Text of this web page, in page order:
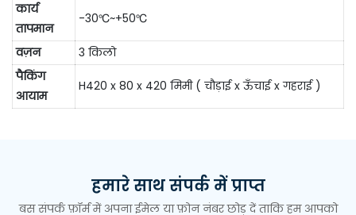
कार्य
तापमान
-30℃~+50℃
वज़न
3 किलो
पैकिंग
आयाम
H420 x 80 x 420 मिमी ( चौड़ाई x ऊँचाई x गहराई )
हमारे साथ संपर्क में प्राप्त
बस संपर्क फ़ॉर्म में अपना ईमेल या फ़ोन नंबर छोड़ दें ताकि हम आपको